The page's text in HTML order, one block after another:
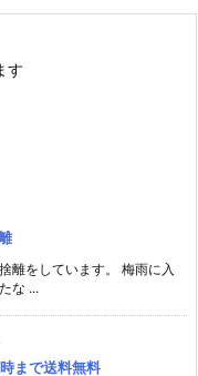
す
離をしています。 梅雨に入
な ...
まで送料無料